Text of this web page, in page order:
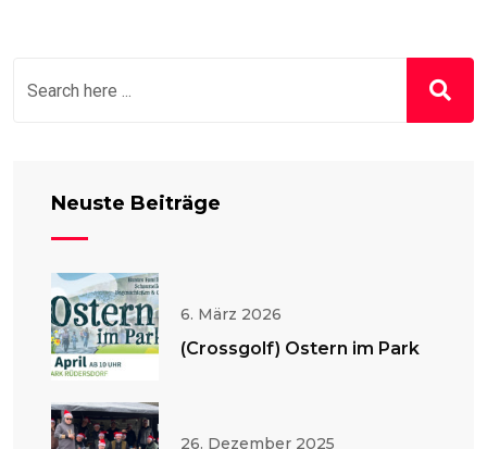
Neuste Beiträge
6. März 2026
(Crossgolf) Ostern im Park
26. Dezember 2025